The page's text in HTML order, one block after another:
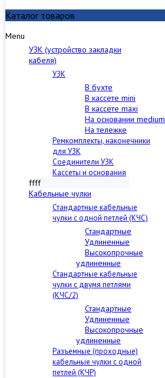
Каталог товаров
Menu
УЗК (устройство закладки
кабеля)
УЗК
В бухте
В кассете mini
В кассете maxi
На основании medium
На тележке
Ремкомплекты, наконечники
для УЗК
Соединители УЗК
Кассеты и основания
ffff
Кабельные чулки
Стандартные кабельные
чулки c одной петлей (КЧС)
Стандартные
Удлиненные
Высокопрочные
удлиненные
Стандартные кабельные
чулки с двумя петлями
(КЧС/2)
Стандартные
Удлиненные
Высокопрочные
удлиненные
Разъемные (проходные)
кабельные чулки с одной
петлей (КЧР)